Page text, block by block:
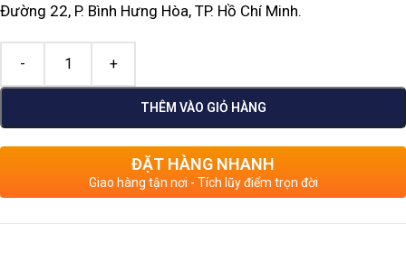
Đường 22, P. Bình Hưng Hòa, TP. Hồ Chí Minh.
THÊM VÀO GIỎ HÀNG
ĐẶT HÀNG NHANH
Giao hàng tận nơi - Tích lũy điểm trọn đời